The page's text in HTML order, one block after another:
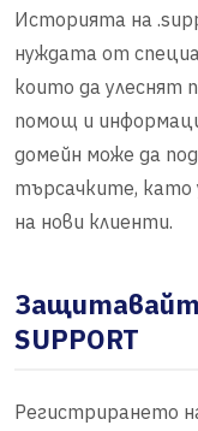
Историята на
нуждата от
които да улеснят
помощ и
домейн може да
търсачките, като
на нови клиенти.
SUPPORT
Регистрирането